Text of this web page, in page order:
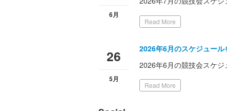
6月
Read More
26
5月
2026年6月のスケジュール
2026年6月の競技会スケ
Read More